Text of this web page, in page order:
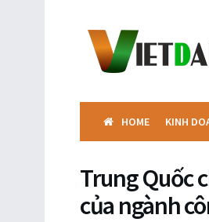
HOME KINH
Trung Quốc
của ngành